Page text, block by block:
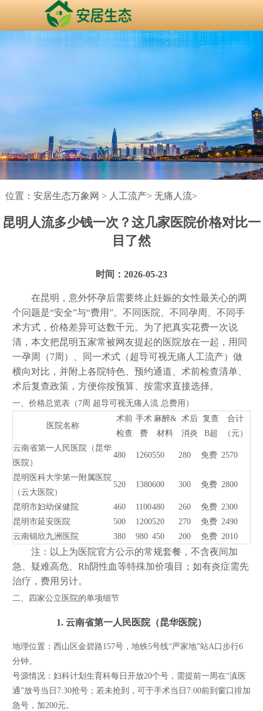
位置： 安居生态万象网 > 人工流产> 无痛人流>
昆明人流多少钱一次？这几家医院价格对比一
目了然
时间：2026-05-23
在昆明，意外怀孕后需要终止妊娠的女性最关心的两
个问题是“安全”与“费用”。不同医院、不同孕周、不同手
术方式，价格差异可达数千元。为了把真实花费一次说
清，本文把昆明五家常被网友提起的医院放在一起，用同
一孕周（7周）、同一术式（超导可视无痛人工流产）做
横向对比，并附上各院特色、预约通道、术前检查清单、
术后复查政策，方便你按预算、按需求直接选择。
一、价格总览表（7周 超导可视无痛人流 总费用）
医院名称
术前
检查
手术
费
麻醉&
材料
术后
消炎
复查
B超
合计
（元）
云南省第一人民医院（昆华
医院）
480 1260550 280 免费 2570
昆明医科大学第一附属医院
（云大医院）
520 1380600 300 免费 2800
昆明市妇幼保健院 460 1100480 260 免费 2300
昆明市延安医院
500 1200520 270 免费 2490
云南锦欣九洲医院
380 980 450 200 免费 2010
注：以上为医院官方公示的常规套餐，不含夜间加
急、疑难高危、Rh阴性血等特殊加价项目；如有炎症需先
治疗，费用另计。
二、四家公立医院的单项细节
1. 云南省第一人民医院（昆华医院）
地理位置：西山区金碧路157号，地铁5号线“严家地”站A口步行6
分钟。
号源情况：妇科计划生育科每日开放20个号，需提前一周在“滇医
通”放号当日7:30抢号；若未抢到，可于手术当日7:00前到窗口排加
急号，加200元。